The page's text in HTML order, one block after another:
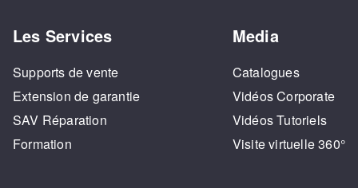
Les Services
Supports de vente
Extension de garantie
SAV Réparation
Formation
Media
Catalogues
Vidéos Corporate
Vidéos Tutoriels
Visite virtuelle 360°